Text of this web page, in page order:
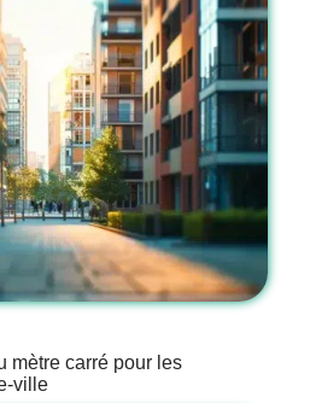
mètre carré pour les
ville